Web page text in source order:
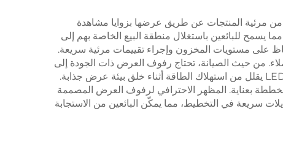
من مرئية المنتجات عن طريق عرضها بزوايا مشاهدة
يسمح للبائعين باستغلال منطقة البيع الخاصة بهم إلى
على مستويات المخزون وإجراء تقييمات مرئية سريعة.
من حيث الصيانة، تحتاج رفوف العرض ذات الجودة إلى
صيانة قليلة بينما توفر متانة طويلة الأمد، مما يمثل استثمارًا فعال التكلفة للأعمال التجارية. دمج الميزات الحديثة مثل الإضاءة LED يقلل من استهلاك الطاقة أثناء خلق بيئة عرض جذابة.
بعناية. المظهر الاحترافي لرفوف العرض المصممة
سريعة في التخطيط، مما يمكّن البائعين من الاستجابة